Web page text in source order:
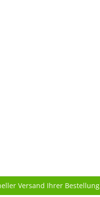
Versand Ihrer Bestellung